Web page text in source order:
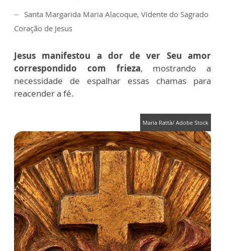
Santa Margarida Maria Alacoque, Vidente do Sagrado
Coração de Jesus
Jesus manifestou a dor de ver Seu amor
correspondido com frieza, mostrando a
necessidade de espalhar essas chamas para
reacender a fé.
Maria Rattà/ Adobe Stock